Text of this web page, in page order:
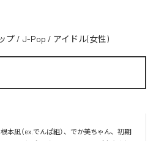
プ / J-Pop / アイドル(女性)
本凪（ex.でんぱ組）、でか美ちゃん、初期